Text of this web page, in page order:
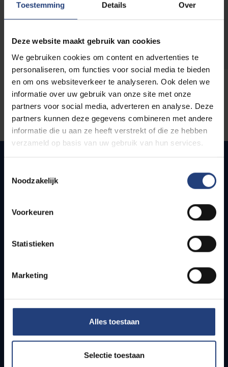
Toestemming Details Over
Deze website maakt gebruik van cookies
We gebruiken cookies om content en advertenties te
personaliseren, om functies voor social media te bieden
en om ons websiteverkeer te analyseren. Ook delen we
informatie over uw gebruik van onze site met onze
partners voor social media, adverteren en analyse. Deze
partners kunnen deze gegevens combineren met andere
informatie die u aan ze heeft verstrekt of die ze hebben
verzameld op basis van uw gebruik van hun services.
Noodzakelijk
Voorkeuren
Statistieken
Marketing
Alles toestaan
Selectie toestaan
Snel naar
Bereikbaarheid
Studenten
PhD-studenten